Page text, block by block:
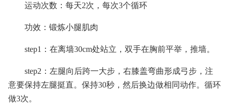
运动次数：每天2次，每次3个循环
功效：锻炼小腿肌肉
step1：在离墙30cm处站立，双手在胸前平举，推墙。
step2：左腿向后跨一大步，右膝盖弯曲形成弓步，注
意要保持左腿挺直。保持30秒，然后换边做相同动作。循环
做3次。